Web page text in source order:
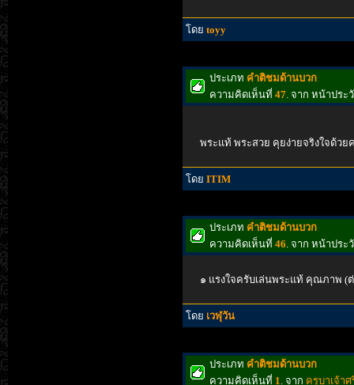
โดย toyy
ประเภท คำติชมด้านบวก
ความคิดเห็นที่ 47. จาก หน้าประ
พระแท้ พระสวย คุยง่ายจริงใจด้วย
โดย ITIM
ประเภท คำติชมด้านบวก
ความคิดเห็นที่ 46. จาก หน้าประ
๑ แรงใจครับเล่นพระแท้ คุณภาพ (
โดย เวฬุวัน
ประเภท คำติชมด้านบวก
ความคิดเห็นที่ 1. จาก ครูบาเจ้า